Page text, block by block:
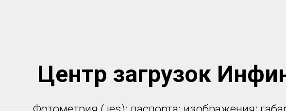
Центр загрузок